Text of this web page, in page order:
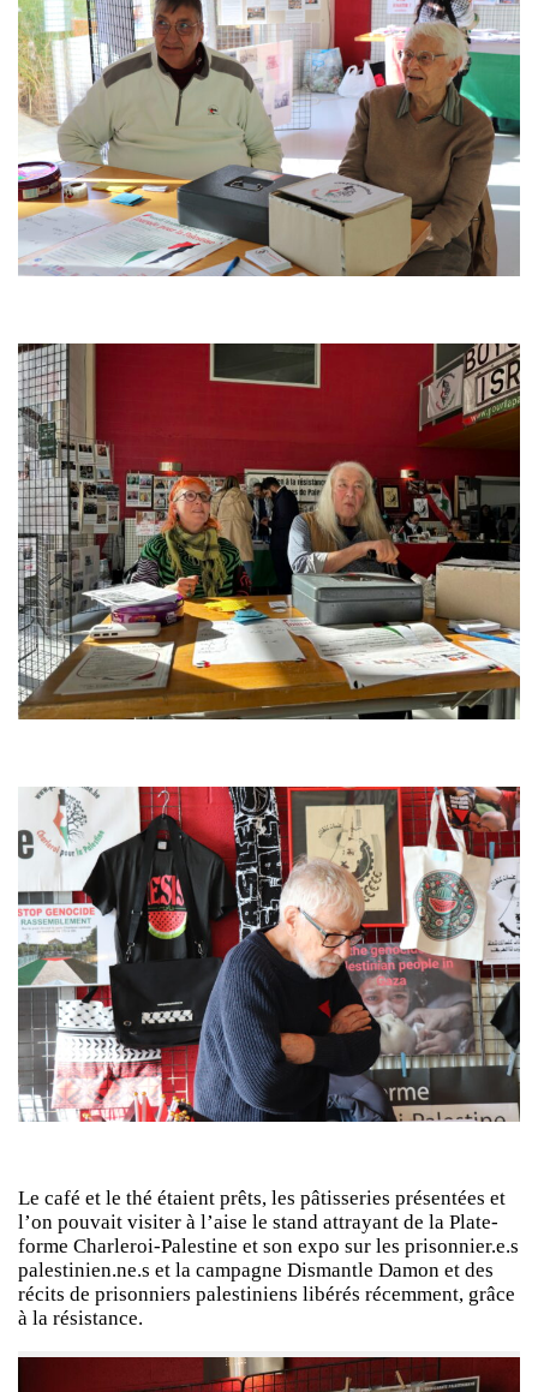
Le café et le thé étaient prêts, les pâtisseries présentées et
l’on pouvait visiter à l’aise le stand attrayant de la Plate-
forme Charleroi-Palestine et son expo sur les prisonnier.e.s
palestinien.ne.s et la campagne Dismantle Damon et des
récits de prisonniers palestiniens libérés récemment, grâce
à la résistance.